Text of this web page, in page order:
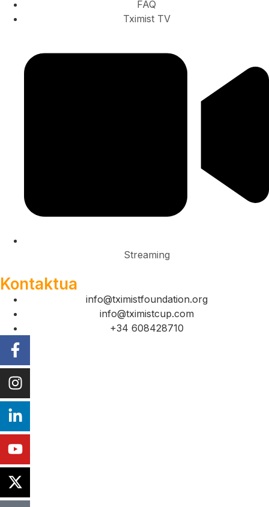
FAQ
Tximist TV
Streaming
Kontaktua
info@tximistfoundation.org
info@tximistcup.com
+34 608428710